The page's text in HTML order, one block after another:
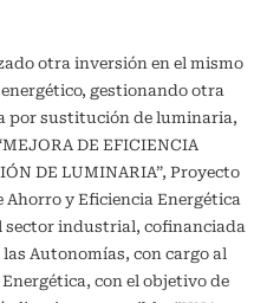
otra inversión en el mismo
gestionando otra
por sustitución de luminaria,
DE EFICIENCIA
DE LUMINARIA”, Proyecto
Ahorro y Eficiencia Energética
sector industrial, cofinanciada
Autonomías, con cargo al
con el objetivo de